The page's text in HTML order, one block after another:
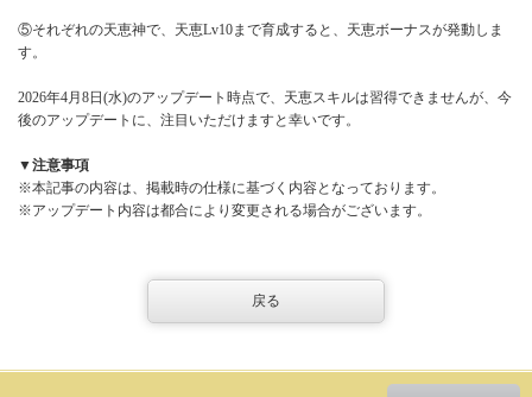
⑤それぞれの天恵神で、天恵Lv10まで育成すると、天恵ボーナスが発動しま
す。
2026年4月8日(水)のアップデート時点で、天恵スキルは習得できませんが、今
後のアップデートに、注目いただけますと幸いです。
▼注意事項
※本記事の内容は、掲載時の仕様に基づく内容となっております。
※アップデート内容は都合により変更される場合がございます。
戻る